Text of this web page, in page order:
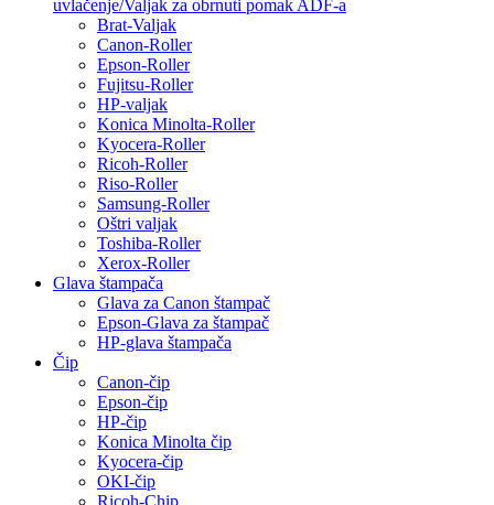
uvlačenje/Valjak za obrnuti pomak ADF-a
Brat-Valjak
Canon-Roller
Epson-Roller
Fujitsu-Roller
HP-valjak
Konica Minolta-Roller
Kyocera-Roller
Ricoh-Roller
Riso-Roller
Samsung-Roller
Oštri valjak
Toshiba-Roller
Xerox-Roller
Glava štampača
Glava za Canon štampač
Epson-Glava za štampač
HP-glava štampača
Čip
Canon-čip
Epson-čip
HP-čip
Konica Minolta čip
Kyocera-čip
OKI-čip
Ricoh-Chip